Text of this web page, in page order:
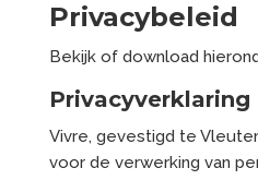
Privacybeleid
Bekijk of download
Privacyverklaring
Vivre, gevestigd te
voor de verwerking van